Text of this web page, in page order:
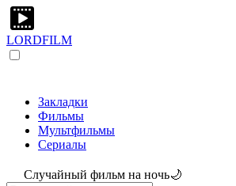
LORDFILM
Закладки
Фильмы
Мультфильмы
Сериалы
Случайный фильм на ночь🌙